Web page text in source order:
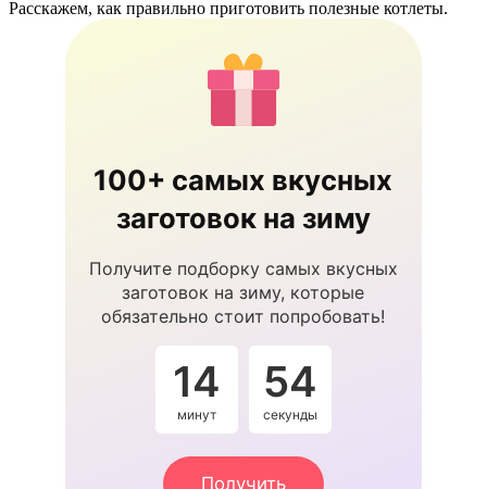
Расскажем, как правильно приготовить полезные котлеты.
100+ самых вкусных
заготовок на зиму
Получите подборку самых вкусных
заготовок на зиму, которые
обязательно стоит попробовать!
14
минут
53
секунды
Получить